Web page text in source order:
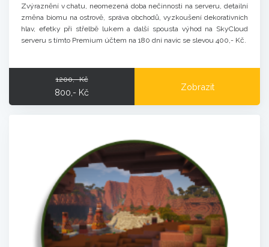
Zvýraznění v chatu, neomezená doba nečinnosti na serveru, detailní
změna biomu na ostrově, správa obchodů, vyzkoušení dekorativních
hlav, efetky při střelbě lukem a další spousta výhod na SkyCloud
serveru s tímto Premium účtem na 180 dní navíc se slevou 400,- Kč.
1200,- Kč
800,- Kč
Zobrazit